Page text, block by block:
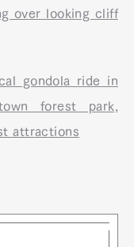
over looking cliff
gondola ride in
forest park,
attractions